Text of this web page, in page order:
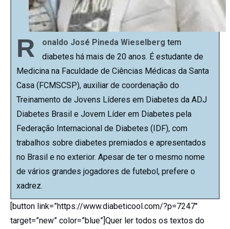
R onaldo José Pineda Wieselberg tem
diabetes há mais de 20 anos. É estudante de
Medicina na Faculdade de Ciências Médicas da Santa
Casa (FCMSCSP), auxiliar de coordenação do
Treinamento de Jovens Líderes em Diabetes da ADJ
Diabetes Brasil e Jovem Líder em Diabetes pela
Federação Internacional de Diabetes (IDF), com
trabalhos sobre diabetes premiados e apresentados
no Brasil e no exterior. Apesar de ter o mesmo nome
de vários grandes jogadores de futebol, prefere o
xadrez.
[button link=”https://www.diabeticool.com/?p=7247″
target=”new” color=”blue”]Quer ler todos os textos do